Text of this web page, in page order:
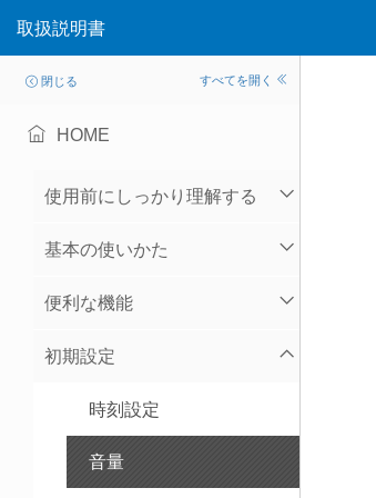
取扱説明書
閉じる すべてを開く
HOME
使用前にしっかり理解する
基本の使いかた
便利な機能
初期設定
時刻設定
音量